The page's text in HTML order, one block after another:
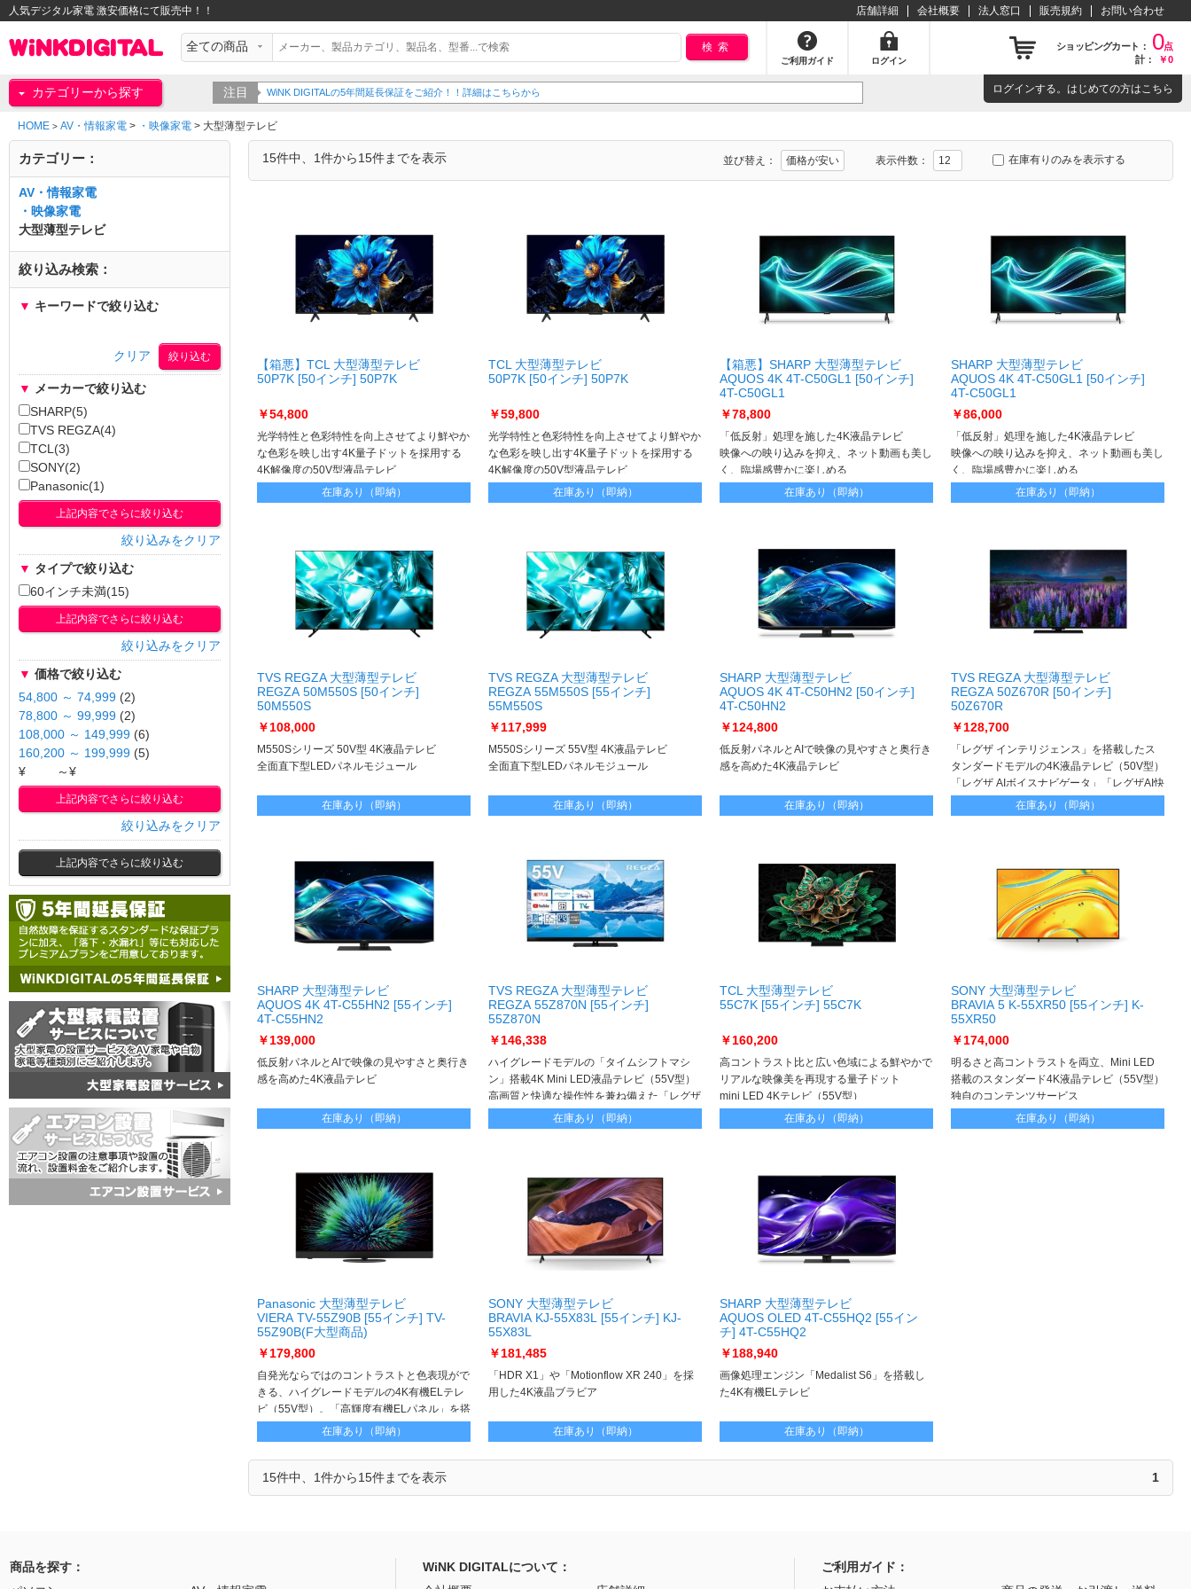
人気デジタル家電 激安価格にて販売中！！ 店舗詳細 会社概要 法人窓口 販売規約 お問い合わせ
検索
ご利用ガイド ログイン
ショッピングカート： 0点
計：
￥0
カテゴリーから探す 注目 WiNK DIGITALの5年間延長保証をご紹介！！詳細はこちらから ログインする。はじめての方はこちら
HOME > AV・情報家電 > ・映像家電 > 大型薄型テレビ
15件中、1件から15件までを表示 並び替え： 表示件数： 在庫有りのみを表示する
【箱悪】TCL 大型薄型テレビ
50P7K [50インチ] 50P7K
￥54,800
光学特性と色彩特性を向上させてより鮮やか
な色彩を映し出す4K量子ドットを採用する
4K解像度の50V型液晶テレビ
在庫あり（即納）
TCL 大型薄型テレビ
50P7K [50インチ] 50P7K
￥59,800
光学特性と色彩特性を向上させてより鮮やか
な色彩を映し出す4K量子ドットを採用する
4K解像度の50V型液晶テレビ
在庫あり（即納）
【箱悪】SHARP 大型薄型テレビ
AQUOS 4K 4T-C50GL1 [50インチ]
4T-C50GL1
￥78,800
「低反射」処理を施した4K液晶テレビ
映像への映り込みを抑え、ネット動画も美し
く、臨場感豊かに楽しめる
在庫あり（即納）
SHARP 大型薄型テレビ
AQUOS 4K 4T-C50GL1 [50インチ]
4T-C50GL1
￥86,000
「低反射」処理を施した4K液晶テレビ
映像への映り込みを抑え、ネット動画も美し
く、臨場感豊かに楽しめる
在庫あり（即納）
TVS REGZA 大型薄型テレビ
REGZA 50M550S [50インチ]
50M550S
￥108,000
M550Sシリーズ 50V型 4K液晶テレビ
全面直下型LEDパネルモジュール
在庫あり（即納）
TVS REGZA 大型薄型テレビ
REGZA 55M550S [55インチ]
55M550S
￥117,999
M550Sシリーズ 55V型 4K液晶テレビ
全面直下型LEDパネルモジュール
在庫あり（即納）
SHARP 大型薄型テレビ
AQUOS 4K 4T-C50HN2 [50インチ]
4T-C50HN2
￥124,800
低反射パネルとAIで映像の見やすさと奥行き
感を高めた4K液晶テレビ
在庫あり（即納）
TVS REGZA 大型薄型テレビ
REGZA 50Z670R [50インチ]
50Z670R
￥128,700
「レグザ インテリジェンス」を搭載したス
タンダードモデルの4K液晶テレビ（50V型）
「レグザ AIボイスナビゲータ」「レグザAI快
適リスニング」に対応
在庫あり（即納）
SHARP 大型薄型テレビ
AQUOS 4K 4T-C55HN2 [55インチ]
4T-C55HN2
￥139,000
低反射パネルとAIで映像の見やすさと奥行き
感を高めた4K液晶テレビ
在庫あり（即納）
TVS REGZA 大型薄型テレビ
REGZA 55Z870N [55インチ]
55Z870N
￥146,338
ハイグレードモデルの「タイムシフトマシ
ン」搭載4K Mini LED液晶テレビ（55V型）
高画質と快適な操作性を兼ね備えた「レグザ
エンジンZR」を搭載在庫あり（即納）
TCL 大型薄型テレビ
55C7K [55インチ] 55C7K
￥160,200
高コントラスト比と広い色域による鮮やかで
リアルな映像美を再現する量子ドット
mini LED 4Kテレビ（55V型）
在庫あり（即納）
SONY 大型薄型テレビ
BRAVIA 5 K-55XR50 [55インチ] K-
55XR50
￥174,000
明るさと高コントラストを両立、Mini LED
搭載のスタンダード4K液晶テレビ（55V型）
独自のコンテンツサービス
「SONY PICTURES CORE」を搭載
在庫あり（即納）
Panasonic 大型薄型テレビ
VIERA TV-55Z90B [55インチ] TV-
55Z90B(F大型商品)
￥179,800
自発光ならではのコントラストと色表現がで
きる、ハイグレードモデルの4K有機ELテレ
ビ（55V型）。「高輝度有機ELパネル」を搭
載
在庫あり（即納）
SONY 大型薄型テレビ
BRAVIA KJ-55X83L [55インチ] KJ-
55X83L
￥181,485
「HDR X1」や「Motionflow XR 240」を採
用した4K液晶ブラビア
在庫あり（即納）
SHARP 大型薄型テレビ
AQUOS OLED 4T-C55HQ2 [55イン
チ] 4T-C55HQ2
￥188,940
画像処理エンジン「Medalist S6」を搭載し
た4K有機ELテレビ
在庫あり（即納）
15件中、1件から15件までを表示 1
カテゴリー：
AV・情報家電
・映像家電
大型薄型テレビ
絞り込み検索：
▼ キーワードで絞り込む
クリア
▼ メーカーで絞り込む
SHARP(5)
TVS REGZA(4)
TCL(3)
SONY(2)
Panasonic(1)
上記内容でさらに絞り込む
絞り込みをクリア
▼ タイプで絞り込む
60インチ未満(15)
上記内容でさらに絞り込む
絞り込みをクリア
▼ 価格で絞り込む
54,800 ～ 74,999 (2)
78,800 ～ 99,999 (2)
108,000 ～ 149,999 (6)
160,200 ～ 199,999 (5)
¥
～¥
上記内容でさらに絞り込む
絞り込みをクリア
上記内容でさらに絞り込む
商品を探す：
WiNK DIGITALについて：
ご利用ガイド：